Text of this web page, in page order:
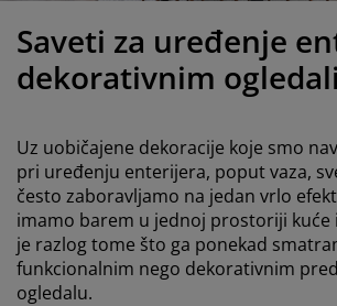
kreveta sa prostorom za odlaganje
dušeci
kreveti
i zaštita nameštaja
rasveta
Saveti za uređenje
dekorativnim
Uz uobičajene dekoracije koje smo
pri uređenju enterijera, poput vaza,
često zaboravljamo na jedan vrlo
imamo barem u jednoj prostoriji kuće
je razlog tome što ga ponekad
funkcionalnim nego dekorativnim
ogledalu.